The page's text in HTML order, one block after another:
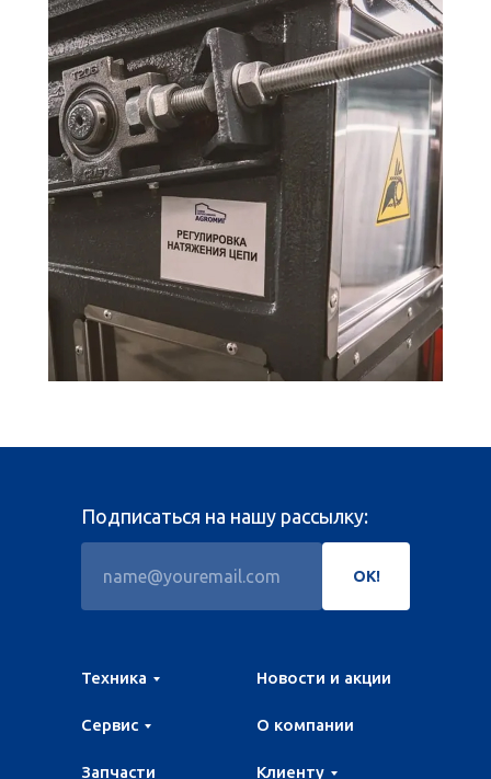
Техника
Сервис
Запчасти
Новости и акции
Клиенту
О компании
Подписаться на нашу рассылку:
ОК!